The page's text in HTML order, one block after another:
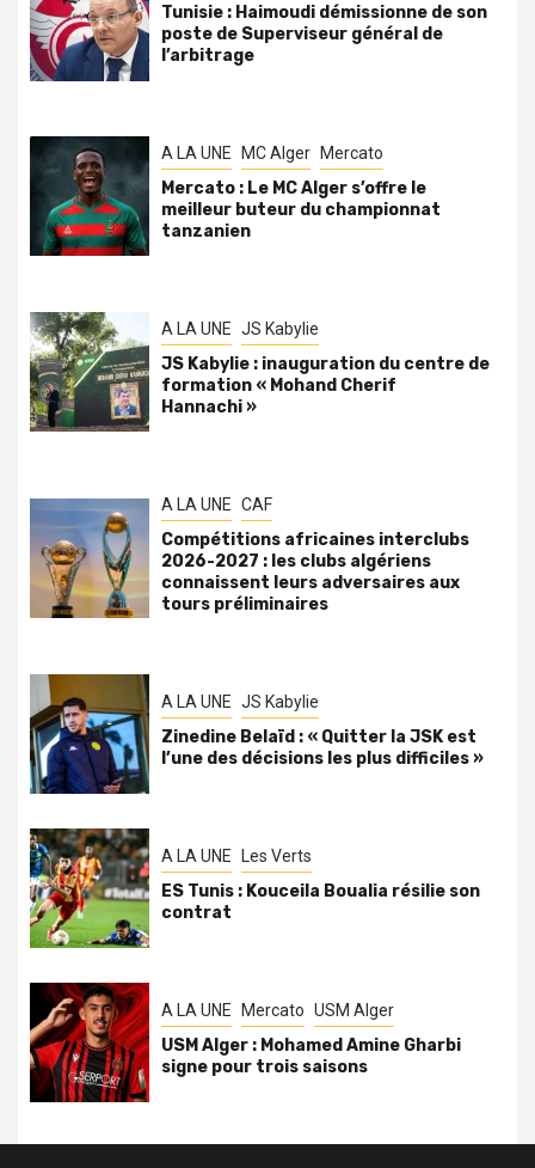
Tunisie : Haimoudi démissionne de son
poste de Superviseur général de
l’arbitrage
A LA UNE MC Alger Mercato
Mercato : Le MC Alger s’offre le
meilleur buteur du championnat
tanzanien
A LA UNE JS Kabylie
JS Kabylie : inauguration du centre de
formation « Mohand Cherif
Hannachi »
A LA UNE CAF
Compétitions africaines interclubs
2026-2027 : les clubs algériens
connaissent leurs adversaires aux
tours préliminaires
A LA UNE JS Kabylie
Zinedine Belaïd : « Quitter la JSK est
l’une des décisions les plus difficiles »
A LA UNE Les Verts
ES Tunis : Kouceila Boualia résilie son
contrat
A LA UNE Mercato USM Alger
USM Alger : Mohamed Amine Gharbi
signe pour trois saisons